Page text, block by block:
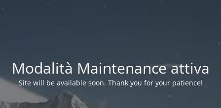
Modalità Maintenance attiva
Site will be available soon. Thank you for your patience!